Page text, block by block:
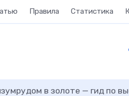
Правила Статистика
в золоте — гид по